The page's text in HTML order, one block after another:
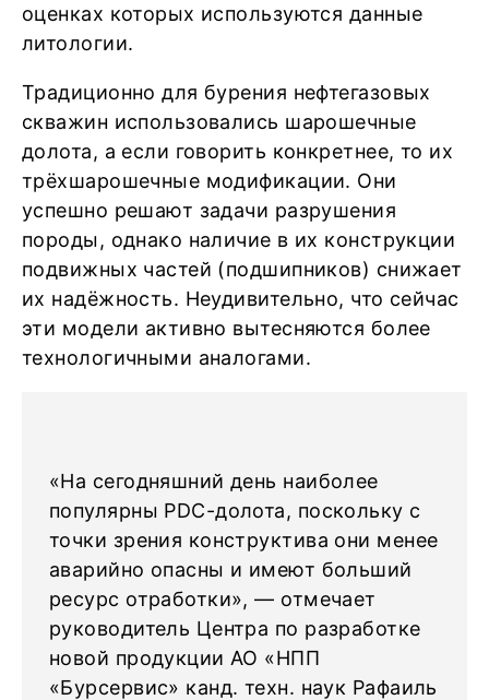
оценках которых используются данные
литологии.
Традиционно для бурения нефтегазовых
скважин использовались шарошечные
долота, а если говорить конкретнее, то их
трёхшарошечные модификации. Они
успешно решают задачи разрушения
породы, однако наличие в их конструкции
подвижных частей (подшипников) снижает
их надёжность. Неудивительно, что сейчас
эти модели активно вытесняются более
технологичными аналогами.
«На сегодняшний день наиболее
популярны PDC-долота, поскольку с
точки зрения конструктива они менее
аварийно опасны и имеют больший
ресурс отработки», — отмечает
руководитель Центра по разработке
новой продукции АО «НПП
«Бурсервис» канд. техн. наук Рафаиль